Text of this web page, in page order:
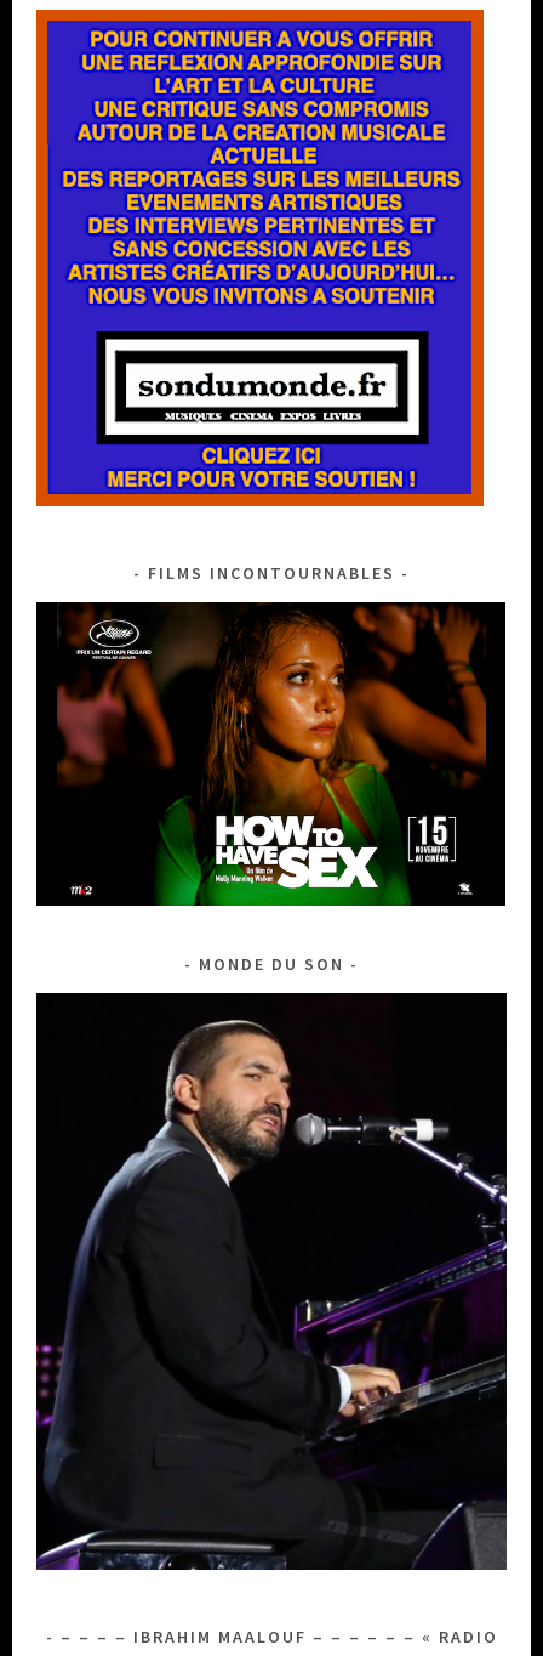
FILMS INCONTOURNABLES
MONDE DU SON
– – – – IBRAHIM MAALOUF – – – – – – « RADIO